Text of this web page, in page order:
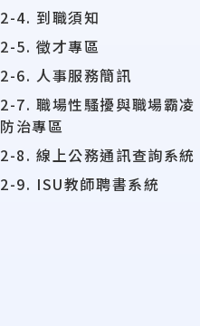
2-4. 到職須知
2-5. 徵才專區
2-6. 人事服務簡訊
2-7. 職場性騷擾與職場霸凌
防治專區
2-8. 線上公務通訊查詢系統
2-9. ISU教師聘書系統